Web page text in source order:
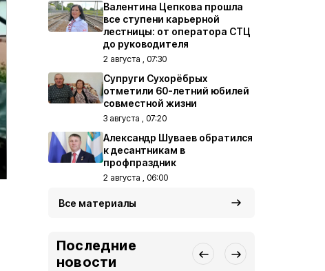
Валентина Цепкова прошла
все ступени карьерной
лестницы: от оператора СТЦ
до руководителя
2 августа , 07:30
Супруги Сухорёбрых
отметили 60-летний юбилей
совместной жизни
3 августа , 07:20
Александр Шуваев обратился
к десантникам в
профпраздник
2 августа , 06:00
Все материалы
Последние
новости